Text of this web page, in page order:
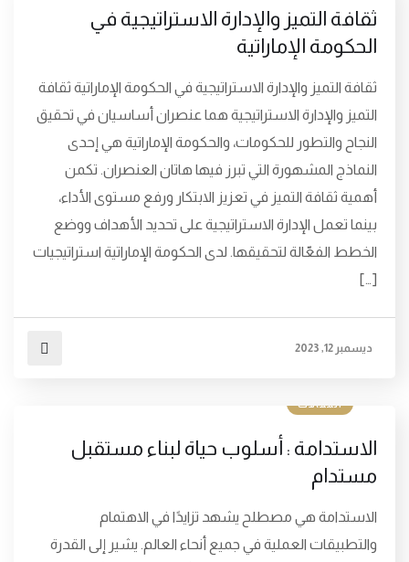
ثقافة التميز والإدارة الاستراتيجية في
الحكومة الإماراتية
ثقافة التميز والإدارة الاستراتيجية في الحكومة الإماراتية ثقافة
التميز والإدارة الاستراتيجية هما عنصران أساسيان في تحقيق
النجاح والتطور للحكومات، والحكومة الإماراتية هي إحدى
النماذج المشهورة التي تبرز فيها هاتان العنصران. تكمن
أهمية ثقافة التميز في تعزيز الابتكار ورفع مستوى الأداء،
بينما تعمل الإدارة الاستراتيجية على تحديد الأهداف ووضع
الخطط الفعّالة لتحقيقها. لدى الحكومة الإماراتية استراتيجيات
[…]
ديسمبر 12, 2023
المقالات
الاستدامة : أسلوب حياة لبناء مستقبل
مستدام
الاستدامة هي مصطلح يشهد تزايدًا في الاهتمام
والتطبيقات العملية في جميع أنحاء العالم. يشير إلى القدرة